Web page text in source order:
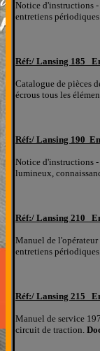
Notice d'instructions
entretiens
Réf:/ Lansing 185
Catalogue de pièces
écrous tous les
Réf:/ Lansing 190
Notice d'instructions
lumineux,
Réf:/ Lansing 210
Manuel de
entretiens
Réf:/ Lansing 215
Manuel de service
circuit de traction.